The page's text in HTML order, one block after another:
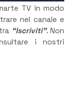
TV in modo
nel canale e
“Iscriviti”. Non
i nostri